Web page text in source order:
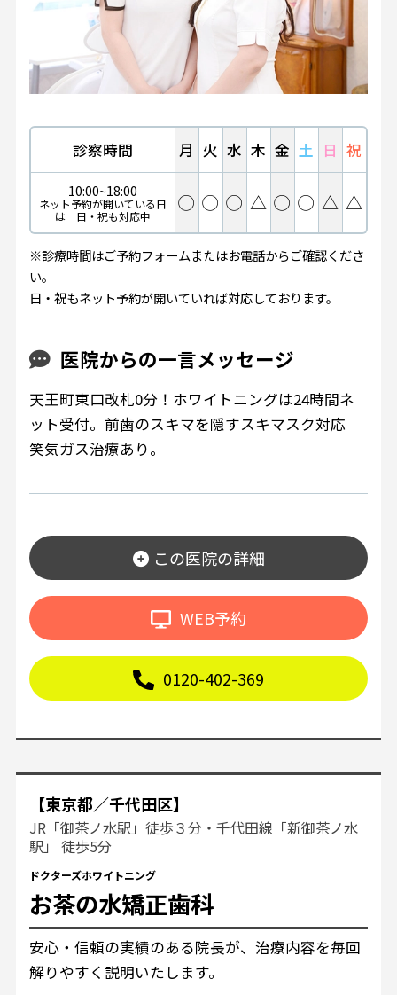
診察時間 月 火 水 木 金 土 日 祝
10:00~18:00
ネット予約が開いている日
は 日・祝も対応中
◯ ◯ ◯ △ ◯ ◯ △ △
※診療時間はご予約フォームまたはお電話からご確認くださ
い。
日・祝もネット予約が開いていれば対応しております。
医院からの一言メッセージ
天王町東口改札0分！ホワイトニングは24時間ネ
ット受付。前歯のスキマを隠すスキマスク対応
笑気ガス治療あり。
この医院の詳細
WEB予約
0120-402-369
【東京都／千代田区】
JR「御茶ノ水駅」徒歩３分・千代田線「新御茶ノ水
駅」 徒歩5分
ドクターズホワイトニング
お茶の水矯正歯科
安心・信頼の実績のある院長が、治療内容を毎回
解りやすく説明いたします。